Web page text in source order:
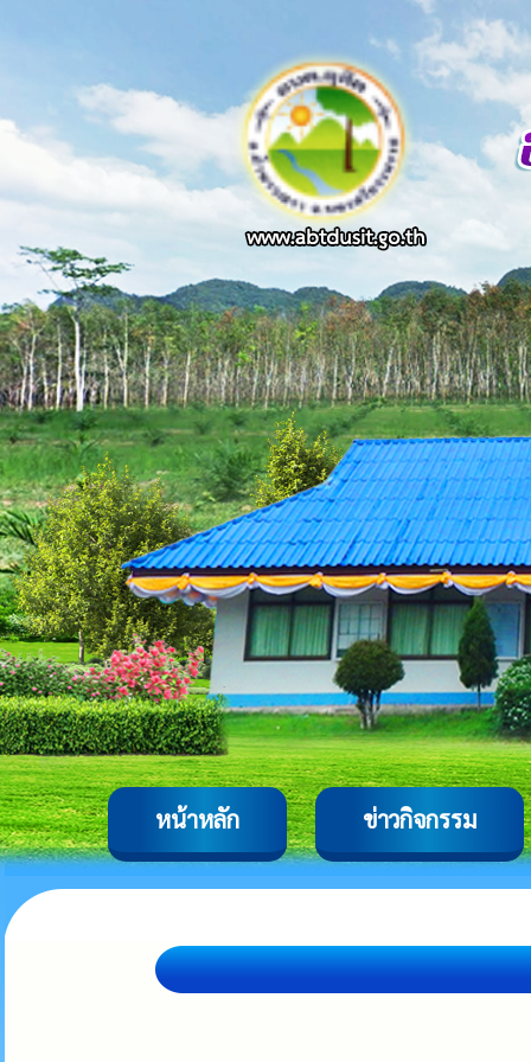
หน้าหลัก ข่าวกิจกรรม